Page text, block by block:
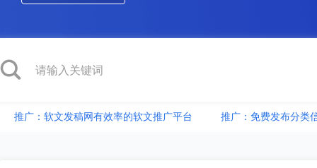
推广：软文发稿网有效率的软文推广平台 推广：免费发布分类